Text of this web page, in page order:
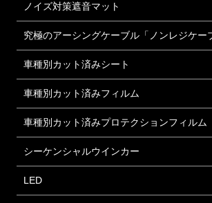
ノイズ対策遮音マット
究極のアーシングケーブル「ノンレジケー
車種別カット済みシート
車種別カット済みフィルム
車種別カット済みプロテクションフィルム
シーケンシャルウインカー
LED